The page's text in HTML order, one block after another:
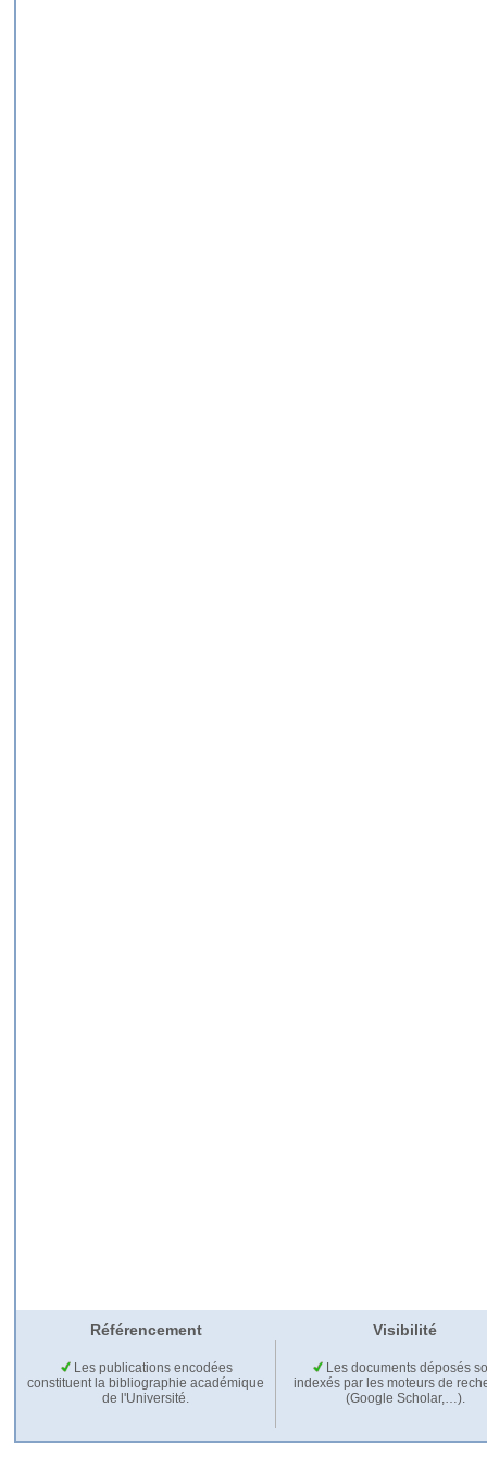
Référencement Visibilité
Les publications encodées
constituent la bibliographie académique
de l'Université.
Les documents déposés
indexés par les moteurs de
(Google Scholar,…).